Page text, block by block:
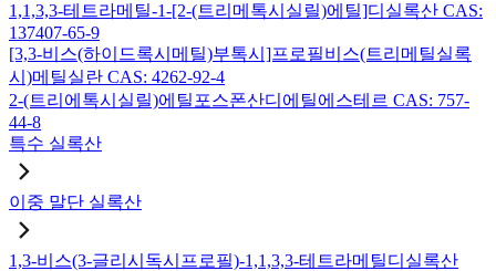
1,1,3,3-테트라메틸-1-[2-(트리메톡시실릴)에틸]디실록산 CAS:
137407-65-9
[3,3-비스(하이드록시메틸)부톡시]프로필비스(트리메틸실록
시)메틸실란 CAS: 4262-92-4
2-(트리에톡시실릴)에틸포스폰산디에틸에스테르 CAS: 757-
44-8
특수 실록산
이중 말단 실록산
1,3-비스(3-글리시독시프로필)-1,1,3,3-테트라메틸디실록산